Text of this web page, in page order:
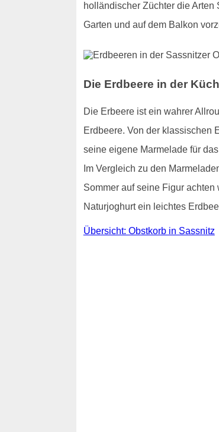
holländischer Züchter die
Garten und auf dem Balkon
Die Erdbeere in der
Die Erbeere ist ein wahrer
Erdbeere. Von der klassischen
seine eigene Marmelade für
Im Vergleich zu den
Sommer auf seine Figur
Naturjoghurt ein leichtes
Übersicht: Obstkorb in Sassnitz